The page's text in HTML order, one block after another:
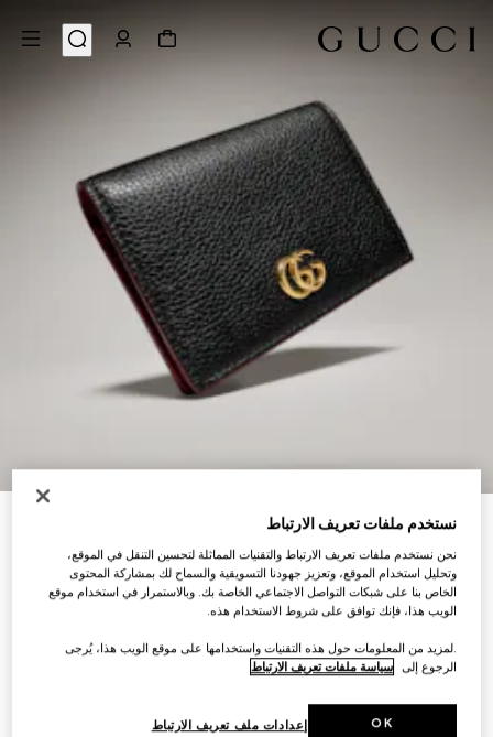
التخصيص بالأحرف الأولى
محفظة GG Marmont صغيرة الحجم ثنائية اللون
تنويعاتجلد باللون الأسود والأحمر
نستخدم ملفات تعريف الارتباط
نحن نستخدم ملفات تعريف الارتباط والتقنيات المماثلة لتحسين التنقل في الموقع،
وتحليل استخدام الموقع، وتعزيز جهودنا التسويقية والسماح لك بمشاركة المحتوى
الخاص بنا على شبكات التواصل الاجتماعي الخاصة بك. وبالاستمرار في استخدام موقع
الويب هذا، فإنك توافق على شروط الاستخدام هذه.
.لمزيد من المعلومات حول هذه التقنيات واستخدامها على موقع الويب هذا، يُرجى
الرجوع إلى سياسة ملفات تعريف الارتباط
إعدادات ملف تعريف الارتباط OK